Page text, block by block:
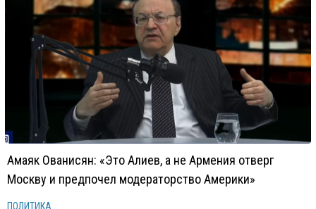
Амаяк Ованисян: «Это Алиев, а не Армения отверг
Москву и предпочел модераторство Америки»
ПОЛИТИКА